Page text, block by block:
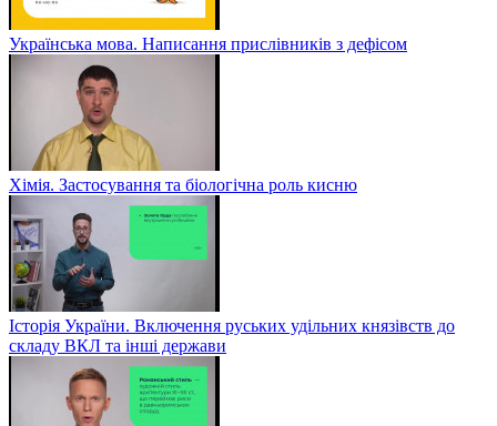
Українська мова. Написання прислівників з дефісом
Хімія. Застосування та біологічна роль кисню
Історія України. Включення руських удільних князівств до
складу ВКЛ та інші держави